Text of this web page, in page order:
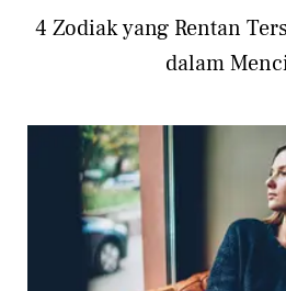
4 Zodiak yang Rentan
dalam